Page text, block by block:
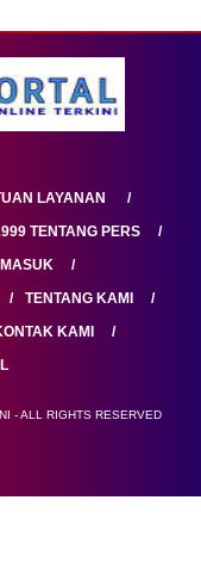
LAYANAN
TENTANG PERS
MASUK
TENTANG KAMI
KAMI
- ALL RIGHTS RESERVED